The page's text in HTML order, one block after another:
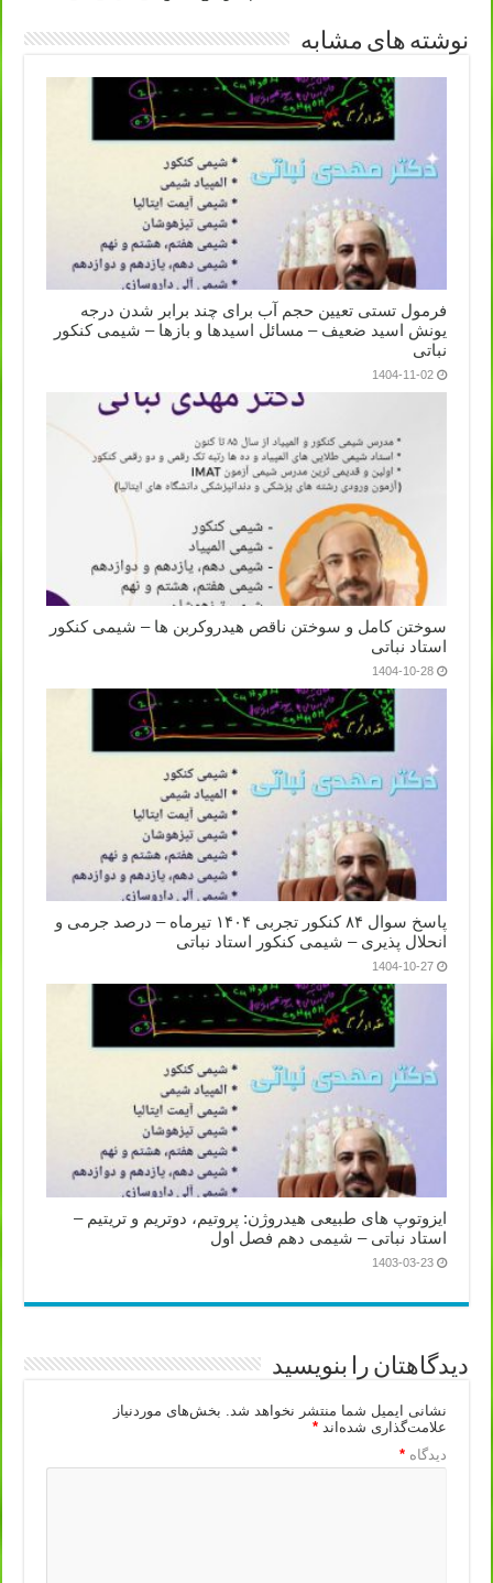
نوشته های مشابه
فرمول تستی تعیین حجم آب برای چند برابر شدن درجه
یونش اسید ضعیف – مسائل اسیدها و بازها – شیمی کنکور
نباتی
1404-11-02
سوختن کامل و سوختن ناقص هیدروکربن ها – شیمی کنکور
استاد نباتی
1404-10-28
پاسخ سوال ۸۴ کنکور تجربی ۱۴۰۴ تیرماه – درصد جرمی و
انحلال پذیری – شیمی کنکور استاد نباتی
1404-10-27
ایزوتوپ های طبیعی هیدروژن: پروتیم، دوتریم و تریتیم –
استاد نباتی – شیمی دهم فصل اول
1403-03-23
دیدگاهتان را بنویسید
نشانی ایمیل شما منتشر نخواهد شد.
بخش‌های موردنیاز
علامت‌گذاری شده‌اند*
دیدگاه*